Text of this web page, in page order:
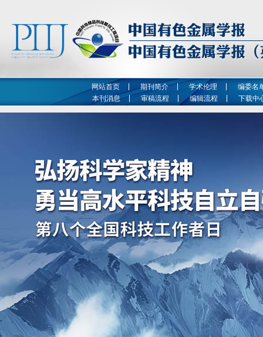
网站首页 期刊简介 学术伦理
编委名
本刊消息
审稿流程 编辑流程 下载中